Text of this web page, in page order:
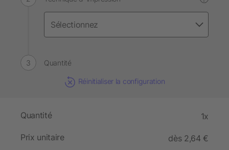
Quantité
Réinitialiser la configuration
Quantité 1x
Prix unitaire
dès 2,64 €